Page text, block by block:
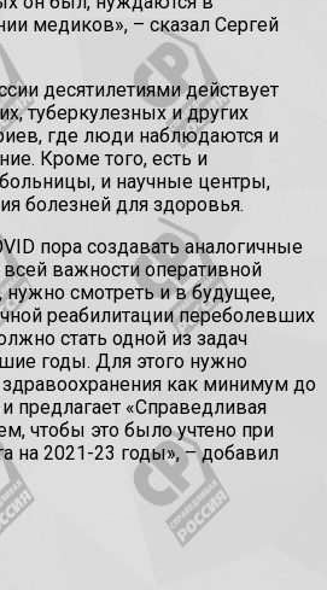
медиков», – сказал Сергей
десятилетиями действует
туберкулезных и других
где люди наблюдаются и
Кроме того, есть и
и научные центры,
болезней для здоровья.
пора создавать аналогичные
важности оперативной
смотреть и в будущее,
реабилитации переболевших
стать одной из задач
годы. Для этого нужно
как минимум до
предлагает «Справедливая
чтобы это было учтено при
на 2021-23 годы», – добавил